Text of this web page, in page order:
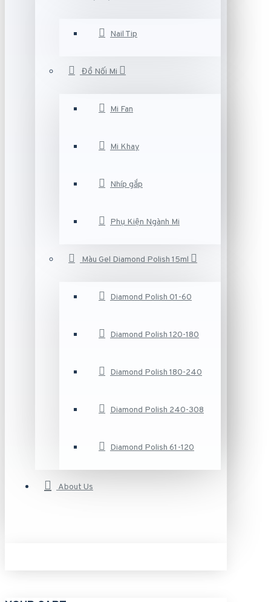
Nail Tip
Đồ Nối Mi
Mi Fan
Mi Khay
Nhíp gắp
Phụ Kiện Ngành Mi
Màu Gel Diamond Polish 15ml
Diamond Polish 01-60
Diamond Polish 120-180
Diamond Polish 180-240
Diamond Polish 240-308
Diamond Polish 61-120
About Us